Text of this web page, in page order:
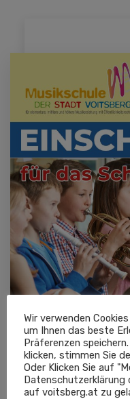
Wir verwenden
um Ihnen das beste
Präferenzen
klicken, stimmen Sie
Oder Klicken Sie auf
auf voitsberg.at zu